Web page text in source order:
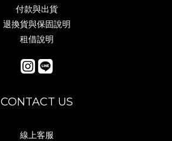
付款與出貨
退換貨與保固說明
租借說明
CONTACT US
線上客服